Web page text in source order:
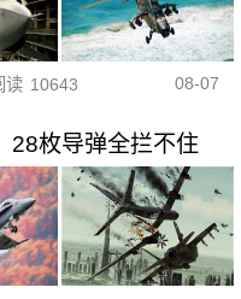
读 10643 08-07
28枚导弹全拦不住